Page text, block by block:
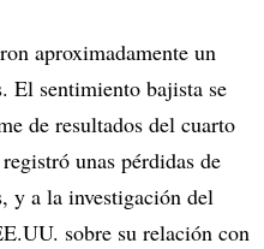
aproximadamente un
El sentimiento bajista se
de resultados del cuarto
unas pérdidas de
y a la investigación del
sobre su relación con